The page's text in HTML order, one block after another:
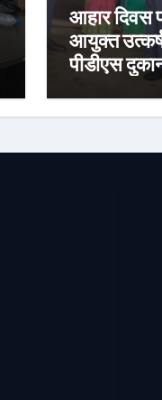
आहार दिवस
आयुक्त
पीडीएस
वितरण के दिए